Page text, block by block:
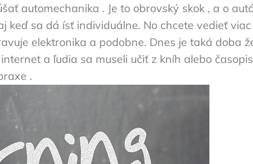
automechanika . Je to obrovský skok , a o
keď sa dá ísť individuálne. No chcete vedieť
elektronika a podobne. Dnes je taká
a ľudia sa museli učiť z kníh alebo
.